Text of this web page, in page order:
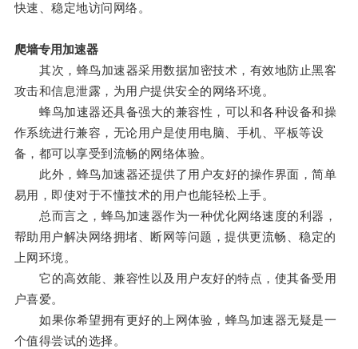
快速、稳定地访问网络。
爬墙专用加速器
其次，蜂鸟加速器采用数据加密技术，有效地防止黑客
攻击和信息泄露，为用户提供安全的网络环境。
蜂鸟加速器还具备强大的兼容性，可以和各种设备和操
作系统进行兼容，无论用户是使用电脑、手机、平板等设
备，都可以享受到流畅的网络体验。
此外，蜂鸟加速器还提供了用户友好的操作界面，简单
易用，即使对于不懂技术的用户也能轻松上手。
总而言之，蜂鸟加速器作为一种优化网络速度的利器，
帮助用户解决网络拥堵、断网等问题，提供更流畅、稳定的
上网环境。
它的高效能、兼容性以及用户友好的特点，使其备受用
户喜爱。
如果你希望拥有更好的上网体验，蜂鸟加速器无疑是一
个值得尝试的选择。